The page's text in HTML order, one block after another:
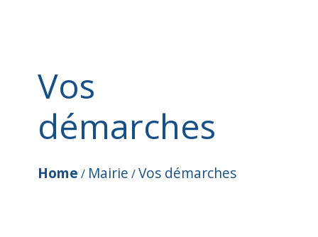
Vos
démarches
Home / Mairie /Vos démarches